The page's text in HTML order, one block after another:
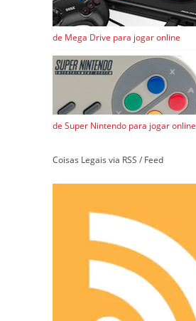
de Mega Drive para jogar online
de Super Nintendo para jogar online
Coisas Legais via RSS / Feed